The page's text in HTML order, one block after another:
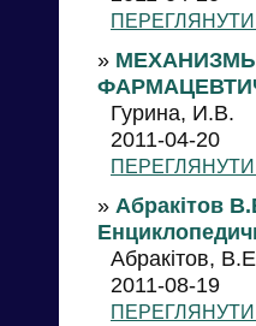
»
Гурина, И.В.
2011-04-20
» Абракітов
Абракітов,
2011-08-19